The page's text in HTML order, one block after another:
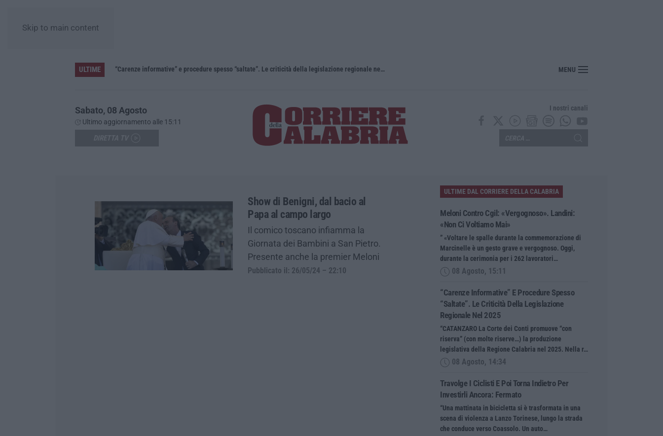
Skip to main content
ULTIME “Carenze informative” e procedure spesso “saltate”. Le criticità della legislazione regionale nel 2025 Travolge i ciclisti e poi torna indietro per investirli ancora: fermato
MENU
Sabato, 08 Agosto
Ultimo aggiornamento alle 15:11
I nostri canali
Show di Benigni, dal bacio al
Papa al campo largo
Il comico toscano infiamma la
Giornata dei Bambini a San Pietro.
Presente anche la premier Meloni
Pubblicato il: 26/05/24 – 22:10
ULTIME DAL CORRIERE DELLA CALABRIA
Meloni Contro Cgil: «Vergognoso». Landini:
«Non Ci Voltiamo Mai»
” «Voltare le spalle durante la commemorazione di
Marcinelle è un gesto grave e vergognoso. Oggi,
durante la cerimonia per i 262 lavoratori…
08 Agosto, 15:11
“Carenze Informative” E Procedure Spesso
“saltate”. Le Criticità Della Legislazione
Regionale Nel 2025
“CATANZARO La Corte dei Conti promuove “con
riserva” (con molte riserve…) la produzione
legislativa della Regione Calabria nel 2025. Nella r…
08 Agosto, 14:34
Travolge I Ciclisti E Poi Torna Indietro Per
Investirli Ancora: Fermato
“Una mattinata in bicicletta si è trasformata in una
scena di violenza a Lanzo Torinese, lungo la strada
che conduce verso Coassolo. Un auto…